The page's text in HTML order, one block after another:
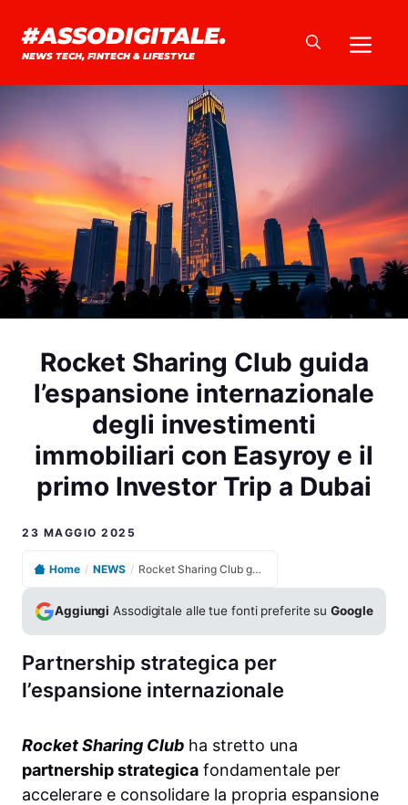
contenuto
#ASSODIGITALE.
NEWS TECH, FINTECH & LIFESTYLE
Rocket Sharing Club guida
l’espansione internazionale
degli investimenti
immobiliari con Easyroy e il
primo Investor Trip a Dubai
23 MAGGIO 2025
Home / NEWS / Rocket Sharing Club guida l’espansione internazionale degli investimenti immobiliari con Easyroy e il primo Investor Trip a Dubai
Aggiungi Assodigitale alle tue fonti preferite suGoogle
Partnership strategica per
l’espansione internazionale
Rocket Sharing Club ha stretto una
partnership strategica fondamentale per
accelerare e consolidare la propria espansione